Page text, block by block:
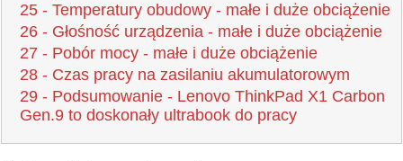
25 - Temperatury obudowy - małe i duże obciążenie
26 - Głośność urządzenia - małe i duże obciążenie
27 - Pobór mocy - małe i duże obciążenie
28 - Czas pracy na zasilaniu akumulatorowym
29 - Podsumowanie - Lenovo ThinkPad X1 Carbon
Gen.9 to doskonały ultrabook do pracy